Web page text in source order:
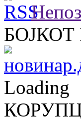
БОЈКОТ
Loading